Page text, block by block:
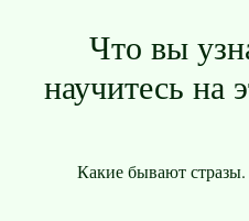
Что вы
научитесь на
Какие бывают